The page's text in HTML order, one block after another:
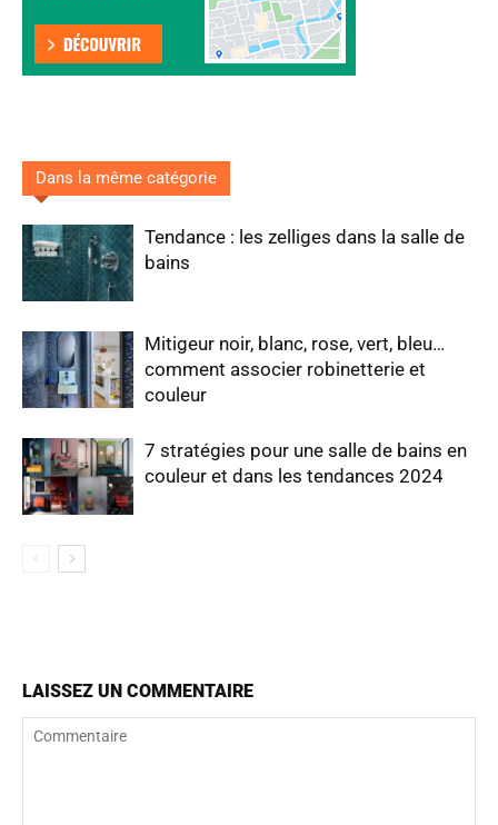
Dans la même catégorie
Tendance : les zelliges dans la salle de
bains
Mitigeur noir, blanc, rose, vert, bleu…
comment associer robinetterie et
couleur
7 stratégies pour une salle de bains en
couleur et dans les tendances 2024
LAISSEZ UN COMMENTAIRE